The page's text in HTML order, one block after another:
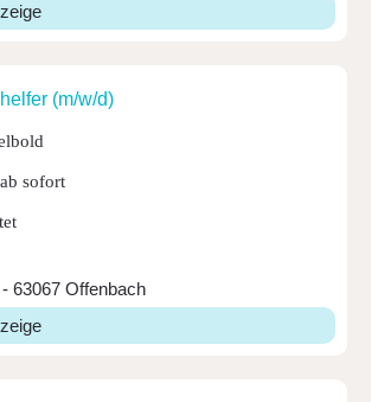
(m/w/d)
sofort
63067 Offenbach